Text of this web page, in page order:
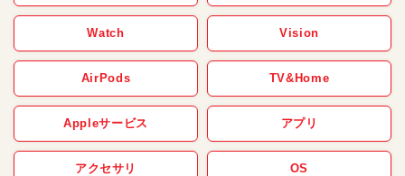
Watch Vision
AirPods TV&Home
Appleサービス アプリ
アクセサリ OS